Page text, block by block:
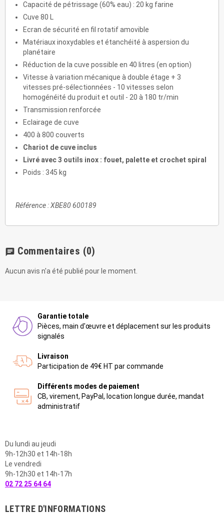
Capacité de pétrissage (60% eau) : 20 kg farine
Cuve 80 L
Ecran de sécurité en fil rotatif amovible
Matériaux inoxydables et étanchéité à aspersion du
planétaire
Réduction de la cuve possible en 40 litres (en option)
Vitesse à variation mécanique à double étage + 3
vitesses pré-sélectionnées - 10 vitesses selon
homogénéité du produit et outil - 20 à 180 tr/min
Transmission renforcée
Eclairage de cuve
400 à 800 couverts
Chariot de cuve inclus
Livré avec 3 outils inox : fouet, palette et crochet spiral
Poids : 345 kg
Référence : XBE80 600189
chat Commentaires (0)
Aucun avis n'a été publié pour le moment.
Garantie totale
Pièces, main d'œuvre et déplacement sur les produits
signalés
Livraison
Participation de 49€ HT par commande
Différents modes de paiement
CB, virement, PayPal, location longue durée, mandat
administratif
Du lundi au jeudi
9h-12h30 et 14h-18h
Le vendredi
9h-12h30 et 14h-17h
02 72 25 64 64
LETTRE D'INFORMATIONS